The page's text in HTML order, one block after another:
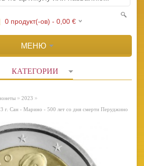
0 продукт(-ов) - 0,00 €
МЕНЮ
КАТЕГОРИИ
» 2023 »
г. Сан - Марино - 500 лет со дня смерти Перуджино